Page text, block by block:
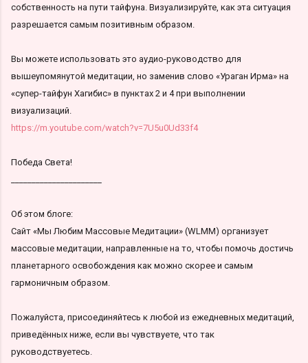
собственность на пути тайфуна. Визуализируйте, как эта ситуация
разрешается самым позитивным образом.
Вы можете использовать это аудио-руководство для
вышеупомянутой медитации, но заменив слово «Ураган Ирма» на
«супер-тайфун Хагибис» в пунктах 2 и 4 при выполнении
визуализаций.
https://m.youtube.com/watch?v=7U5u0Ud33f4
Победа Света!
Об этом блоге:
Сайт «Мы Любим Массовые Медитации» (WLMM) организует
массовые медитации, направленные на то, чтобы помочь достичь
планетарного освобождения как можно скорее и самым
гармоничным образом.
Пожалуйста, присоединяйтесь к любой из ежедневных медитаций,
приведённых ниже, если вы чувствуете, что так
руководствуетесь.